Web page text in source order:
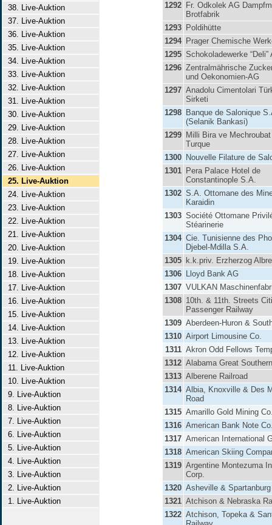
38. Live-Auktion
37. Live-Auktion
36. Live-Auktion
35. Live-Auktion
34. Live-Auktion
33. Live-Auktion
32. Live-Auktion
31. Live-Auktion
30. Live-Auktion
29. Live-Auktion
28. Live-Auktion
27. Live-Auktion
26. Live-Auktion
25. Live-Auktion
24. Live-Auktion
23. Live-Auktion
22. Live-Auktion
21. Live-Auktion
20. Live-Auktion
19. Live-Auktion
18. Live-Auktion
17. Live-Auktion
16. Live-Auktion
15. Live-Auktion
14. Live-Auktion
13. Live-Auktion
12. Live-Auktion
11. Live-Auktion
10. Live-Auktion
9. Live-Auktion
8. Live-Auktion
7. Live-Auktion
6. Live-Auktion
5. Live-Auktion
4. Live-Auktion
3. Live-Auktion
2. Live-Auktion
1. Live-Auktion
1292 Fr. Odkolek AG
Brotfabrik
1293 Poldihütte
1294 Prager Chemische
1295 Schokoladewerke “Deli”
1296 Zentralmährische
und Oekonomien-AG
1297 Anadolu Cimentolari
Sirketi
1298 Banque de Salonique
(Selanik Bankasi)
1299 Milli Bira ve
Turque
1300 Nouvelle Filature de
1301 Pera Palace Hotel de
Constantinople S.A.
1302 S.A. Ottomane des
Karaidin
1303 Société Ottomane
Stéarinerie
1304 Cie. Tunisienne des
Djebel-Mdilla S.A.
1305 k.k.priv. Erzherzog
1306 Lloyd Bank AG
1307 VULKAN
1308 10th. & 11th. Streets
Passenger Railway
1309 Aberdeen-Huron &
1310 Airport Limousine Co.
1311 Akron Odd Fellows
1312 Alabama Great
1313 Alberene Railroad
1314 Albia, Knoxville & Des
Road
1315 Amarillo Gold Mining
1316 American Bank Note
1317 American International
1318 American Skiing
1319 Argentine Montezuma
Corp.
1320 Asheville &
1321 Atchison & Nebraska
1322 Atchison, Topeka &